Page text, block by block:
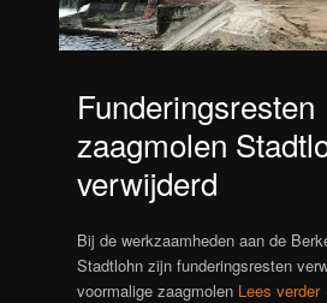
Funderingsresten
zaagmolen
verwijderd
Bij de werkzaamheden aan de
Stadtlohn zijn funderingsresten
voormalige zaagmolen Lees